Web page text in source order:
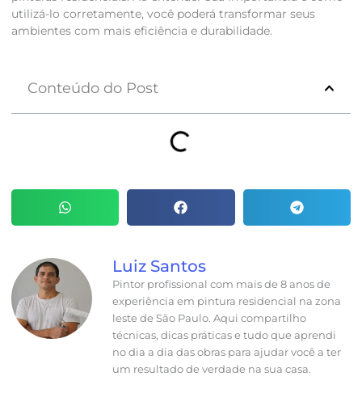
utilizá-lo corretamente, você poderá transformar seus
ambientes com mais eficiência e durabilidade.
Conteúdo do Post
Luiz Santos
Pintor profissional com mais de 8 anos de
experiência em pintura residencial na zona
leste de São Paulo. Aqui compartilho
técnicas, dicas práticas e tudo que aprendi
no dia a dia das obras para ajudar você a ter
um resultado de verdade na sua casa.